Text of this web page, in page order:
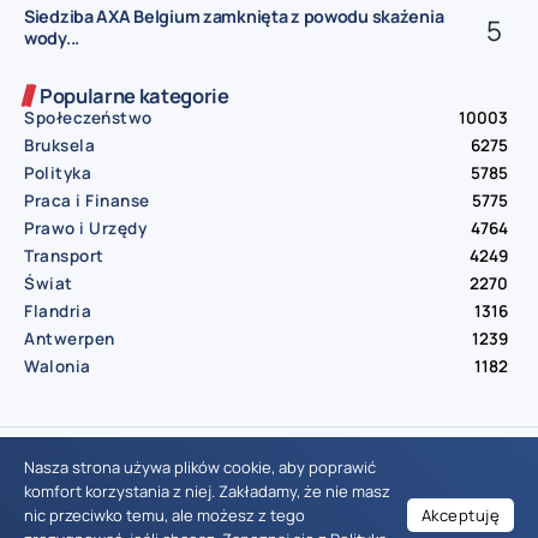
Siedziba AXA Belgium zamknięta z powodu skażenia
wody...
Popularne kategorie
Społeczeństwo
10003
Bruksela
6275
Polityka
5785
Praca i Finanse
5775
Prawo i Urzędy
4764
Transport
4249
Świat
2270
Flandria
1316
Antwerpen
1239
Walonia
1182
© Aktualnosci.be – All Right Reserved 2016-2026
Nasza strona używa plików cookie, aby poprawić
komfort korzystania z niej. Zakładamy, że nie masz
nic przeciwko temu, ale możesz z tego
Akceptuję